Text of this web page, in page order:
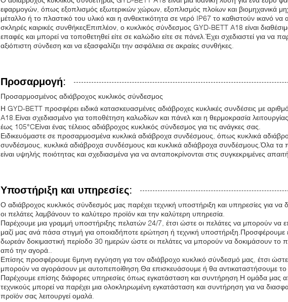
εφαρμογών, όπως εξοπλισμός εξωτερικών χώρων, εξοπλισμός πλοίων και βιομηχανικά
μέταλλο ή το πλαστικό του υλικό και η ανθεκτικότητα σε νερό IP67 το καθιστούν ικανό να
σκληρές καιρικές συνθήκεςΕπιπλέον, ο κυκλικός σύνδεσμος GYD-BETT A18 είναι
επαφές και μπορεί να τοποθετηθεί είτε σε καλώδιο είτε σε πάνελ.Έχει σχεδιαστεί για να
αξιόπιστη σύνδεση και να εξασφαλίζει την ασφάλεια σε ακραίες συνθήκες.
Προσαρμογή:
Προσαρμοσμένος αδιάβροχος κυκλικός σύνδεσμος
Η GYD-BETT προσφέρει ειδικά κατασκευασμένες αδιάβροχες κυκλικές συνδέσεις με
A18.Είναι σχεδιασμένο για τοποθέτηση καλωδίων και πάνελ και η θερμοκρασία
έως 105°CΕίναι ένας τέλειος αδιάβροχος κυκλικός σύνδεσμος για τις ανάγκες σας.
Ειδικευόμαστε σε προσαρμοσμένα κυκλικά αδιάβροχα συνδέσμους, όπως κυκλικά
συνδέσμους, κυκλικά αδιάβροχα συνδέσμους και κυκλικά αδιάβροχα συνδέσμους.Όλα τα
είναι υψηλής ποιότητας και σχεδιασμένα για να ανταποκρίνονται στις συγκεκριμένες
Υποστήριξη και υπηρεσίες:
Ο αδιάβροχος κυκλικός σύνδεσμός μας παρέχει τεχνική υποστήριξη και υπηρεσίες για να
οι πελάτες λαμβάνουν το καλύτερο προϊόν και την καλύτερη υπηρεσία.
Παρέχουμε μια γραμμή υποστήριξης πελατών 24/7, έτσι ώστε οι πελάτες να μπορούν να
μαζί μας ανά πάσα στιγμή για οποιαδήποτε ερώτηση ή τεχνική υποστήριξη.Προσφέρουμε
δωρεάν δοκιμαστική περίοδο 30 ημερών ώστε οι πελάτες να μπορούν να δοκιμάσουν το
από την αγορά..
Επίσης προσφέρουμε 6μηνη εγγύηση για τον αδιάβροχο κυκλικό σύνδεσμό μας, έτσι
μπορούν να αγοράσουν με αυτοπεποίθηση.Θα επισκευάσουμε ή θα αντικαταστήσουμε το
Παρέχουμε επίσης διάφορες υπηρεσίες όπως εγκατάσταση και συντήρηση.Η ομάδα μας
τεχνικούς μπορεί να παρέχει μια ολοκληρωμένη εγκατάσταση και συντήρηση για να
προϊόν σας λειτουργεί ομαλά.